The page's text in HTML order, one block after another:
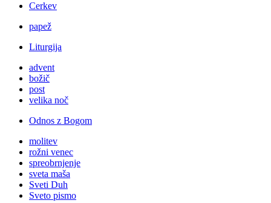
Cerkev
papež
Liturgija
advent
božič
post
velika noč
Odnos z Bogom
molitev
rožni venec
spreobrnjenje
sveta maša
Sveti Duh
Sveto pismo